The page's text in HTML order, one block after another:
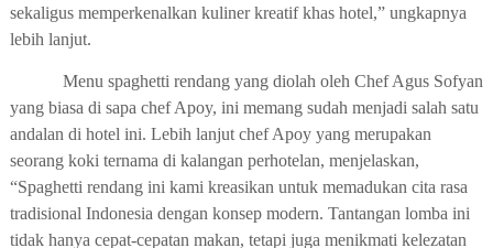
sekaligus memperkenalkan kuliner kreatif khas hotel,” ungkapnya
lebih lanjut.
Menu spaghetti rendang yang diolah oleh Chef Agus Sofyan
yang biasa di sapa chef Apoy, ini memang sudah menjadi salah satu
andalan di hotel ini. Lebih lanjut chef Apoy yang merupakan
seorang koki ternama di kalangan perhotelan, menjelaskan,
“Spaghetti rendang ini kami kreasikan untuk memadukan cita rasa
tradisional Indonesia dengan konsep modern. Tantangan lomba ini
tidak hanya cepat-cepatan makan, tetapi juga menikmati kelezatan